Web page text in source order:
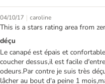
04/10/17 | caroline
This is a stars rating area from
déçu
Le canapé est épais et
coucher dessus,il est facile
odeurs.Par contre je suis très
lâcher au bout d'a peine 1